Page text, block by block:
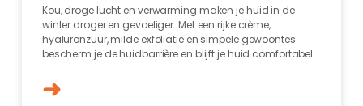
Kou, droge lucht en verwarming maken je huid in de
winter droger en gevoeliger. Met een rijke crème,
hyaluronzuur, milde exfoliatie en simpele gewoontes
bescherm je de huidbarrière en blijft je huid comfortabel.
➜